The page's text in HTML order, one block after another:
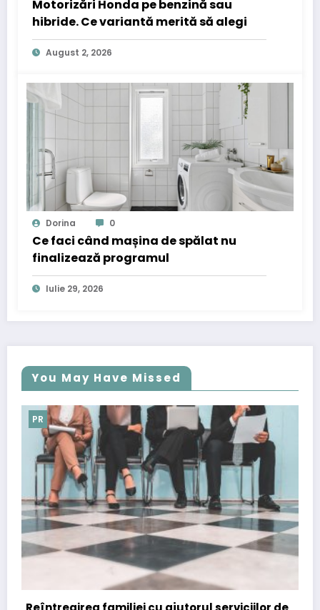
Motorizări Honda pe benzină sau
hibride. Ce variantă merită să alegi
August 2, 2026
Dorina 0
Ce faci când mașina de spălat nu
finalizează programul
Iulie 29, 2026
You May Have Missed
PR